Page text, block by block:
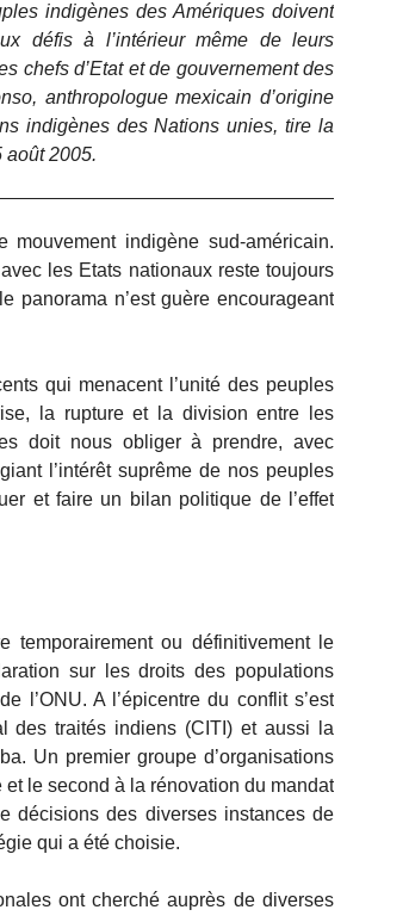
indigènes des Amériques doivent
défis à l’intérieur même de leurs
chefs d’Etat et de gouvernement des
anthropologue mexicain d’origine
indigènes des Nations unies, tire la
août 2005.
mouvement indigène sud-américain.
les Etats nationaux reste toujours
panorama n’est guère encourageant
qui menacent l’unité des peuples
la rupture et la division entre les
doit nous obliger à prendre, avec
l’intérêt suprême de nos peuples
et faire un bilan politique de l’effet
temporairement ou définitivement le
sur les droits des populations
l’ONU. A l’épicentre du conflit s’est
des traités indiens (CITI) et aussi la
Un premier groupe d’organisations
le second à la rénovation du mandat
décisions des diverses instances de
qui a été choisie.
ont cherché auprès de diverses